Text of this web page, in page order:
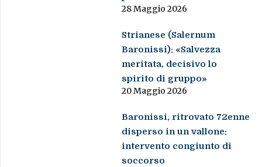
28 Maggio 2026
Strianese (Salernum
Baronissi): «Salvezza
meritata, decisivo lo
spirito di gruppo»
20 Maggio 2026
Baronissi, ritrovato 72enne
disperso in un vallone:
intervento congiunto di
soccorso